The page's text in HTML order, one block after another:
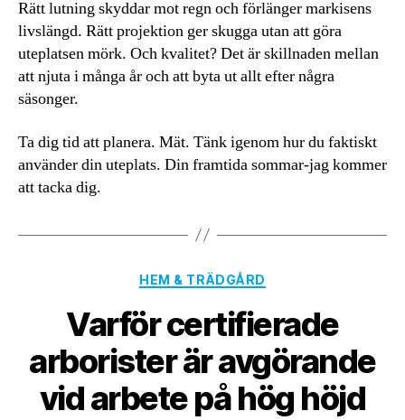
Rätt lutning skyddar mot regn och förlänger markisens
livslängd. Rätt projektion ger skugga utan att göra
uteplatsen mörk. Och kvalitet? Det är skillnaden mellan
att njuta i många år och att byta ut allt efter några
säsonger.
Ta dig tid att planera. Mät. Tänk igenom hur du faktiskt
använder din uteplats. Din framtida sommar-jag kommer
att tacka dig.
Kategorier
HEM & TRÄDGÅRD
Varför certifierade
arborister är avgörande
vid arbete på hög höjd